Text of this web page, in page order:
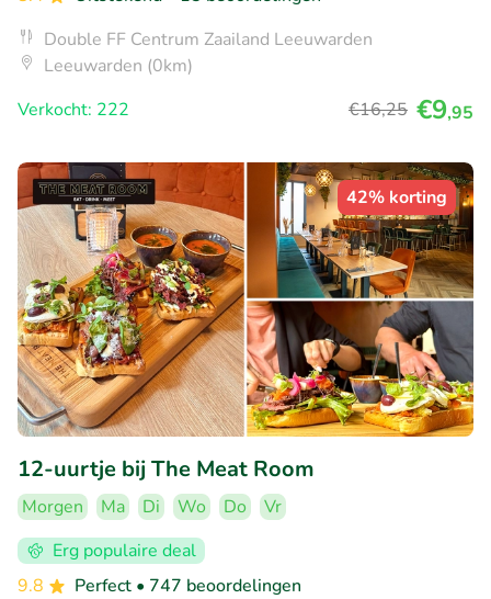
Double FF Centrum Zaailand Leeuwarden
Leeuwarden (0km)
Verkocht: 222
€16,25 €9,95
42% korting
12-uurtje bij The Meat Room
Morgen Ma Di Wo Do
Vr
Erg populaire deal
9.8
Perfect • 747 beoordelingen